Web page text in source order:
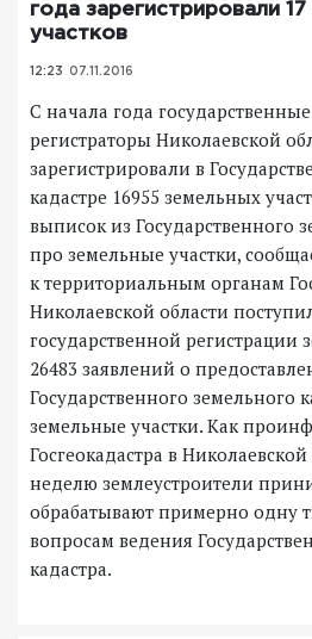
года зарегистрировали
участков
12:23 07.11.2016
С начала года
регистраторы Николаевской
зарегистрировали в
кадастре 16955 земельных
выписок из Государственного
про земельные участки,
к территориальным органам
Николаевской области
государственной регистрации
26483 заявлений о
Государственного земельного
земельные участки. Как
Госгеокадастра в
неделю землеустроители
обрабатывают примерно одну
вопросам ведения
кадастра.